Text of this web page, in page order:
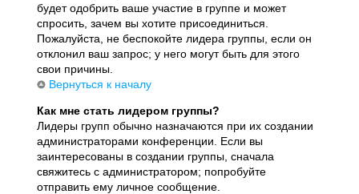
будет одобрить ваше участие в группе и может
спросить, зачем вы хотите присоединиться.
Пожалуйста, не беспокойте лидера группы, если он
отклонил ваш запрос; у него могут быть для этого
свои причины.
Вернуться к началу
Как мне стать лидером группы?
Лидеры групп обычно назначаются при их создании
администраторами конференции. Если вы
заинтересованы в создании группы, сначала
свяжитесь с администратором; попробуйте
отправить ему личное сообщение.